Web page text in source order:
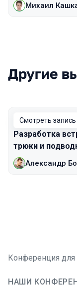
Михаил
Другие
Смотреть запись
Разработка
трюки и
Александр
Конференция для
НАШИ